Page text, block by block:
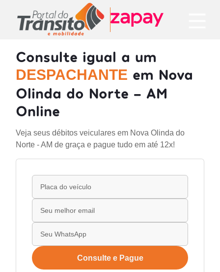
Consulte igual a um
DESPACHANTE em Nova
Olinda do Norte - AM
Online
Veja seus débitos veiculares em Nova Olinda do
Norte - AM de graça e pague tudo em até 12x!
Consulte e Pague